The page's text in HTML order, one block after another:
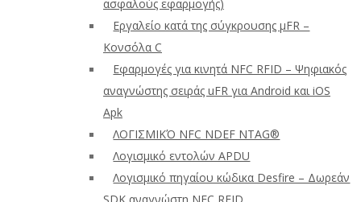
ασφαλούς εφαρμογής)
Εργαλείο κατά της σύγκρουσης μFR –
Κονσόλα C
Εφαρμογές για κινητά NFC RFID – Ψηφιακός
αναγνώστης σειράς uFR για Android και iOS
Apk
ΛΟΓΙΣΜΙΚΌ NFC NDEF NTAG®
Λογισμικό εντολών APDU
Λογισμικό πηγαίου κώδικα Desfire – Δωρεάν